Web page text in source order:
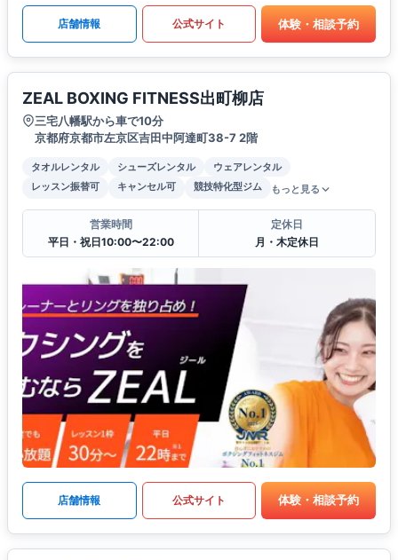
店舗情報 公式サイト 体験・相談予約
ZEAL BOXING FITNESS出町柳店
三宅八幡駅から車で10分
京都府京都市左京区吉田中阿達町38-7 2階
タオルレンタル シューズレンタル
ウェアレンタル
レッスン振替可
キャンセル可 競技特化型ジム もっと見る
営業時間
平日・祝日10:00〜22:00
定休日
月・木定休日
店舗情報 公式サイト 体験・相談予約